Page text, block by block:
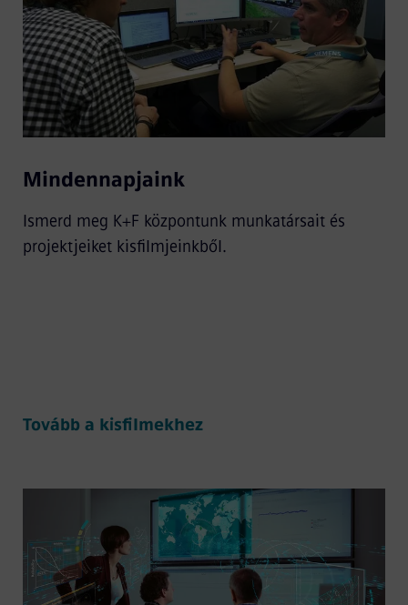
Mindennapjaink
Ismerd meg K+F központunk munkatársait és
projektjeiket kisfilmjeinkből.
Tovább a kisfilmekhez